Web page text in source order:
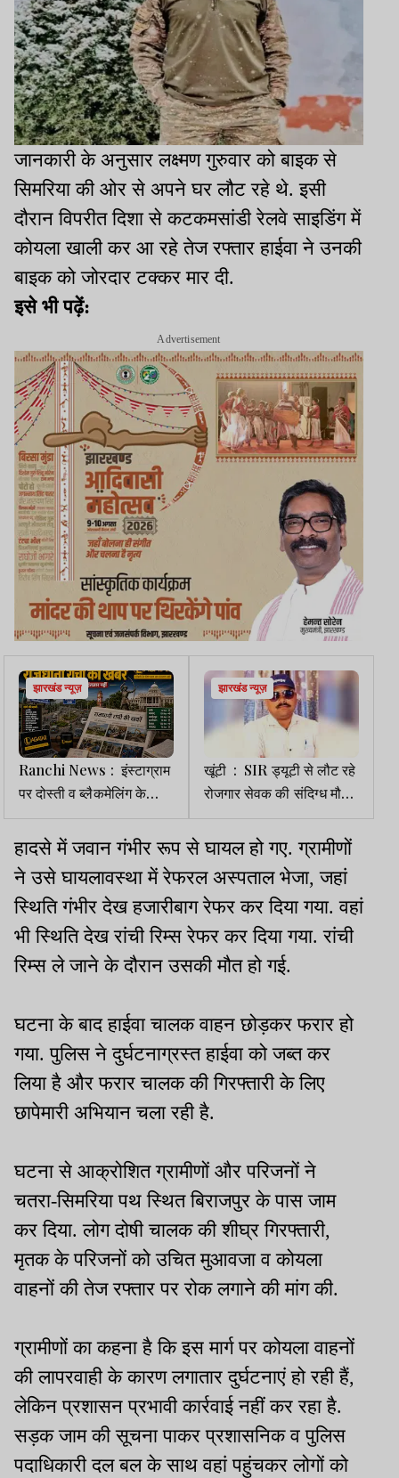
जानकारी के अनुसार लक्ष्मण गुरुवार को बाइक से
सिमरिया की ओर से अपने घर लौट रहे थे. इसी
दौरान विपरीत दिशा से कटकमसांडी रेलवे साइडिंग में
कोयला खाली कर आ रहे तेज रफ्तार हाईवा ने उनकी
बाइक को जोरदार टक्कर मार दी.
इसे भी पढ़ें:
Advertisement
झारखंड न्यूज़
Ranchi News : इंस्टाग्राम
पर दोस्ती व ब्लैकमेलिंग के
आरोपों के बीच युवती लापता
झारखंड न्यूज़
खूंटी : SIR ड्यूटी से लौट रहे
रोजगार सेवक की संदिग्ध मौत,
सड़क किनारे मिला शव, हत्या
की आशंका
हादसे में जवान गंभीर रूप से घायल हो गए. ग्रामीणों
ने उसे घायलावस्था में रेफरल अस्पताल भेजा, जहां
स्थिति गंभीर देख हजारीबाग रेफर कर दिया गया. वहां
भी स्थिति देख रांची रिम्स रेफर कर दिया गया. रांची
रिम्स ले जाने के दौरान उसकी मौत हो गई.
घटना के बाद हाईवा चालक वाहन छोड़कर फरार हो
गया. पुलिस ने दुर्घटनाग्रस्त हाईवा को जब्त कर
लिया है और फरार चालक की गिरफ्तारी के लिए
छापेमारी अभियान चला रही है.
घटना से आक्रोशित ग्रामीणों और परिजनों ने
चतरा-सिमरिया पथ स्थित बिराजपुर के पास जाम
कर दिया. लोग दोषी चालक की शीघ्र गिरफ्तारी,
मृतक के परिजनों को उचित मुआवजा व कोयला
वाहनों की तेज रफ्तार पर रोक लगाने की मांग की.
ग्रामीणों का कहना है कि इस मार्ग पर कोयला वाहनों
की लापरवाही के कारण लगातार दुर्घटनाएं हो रही हैं,
लेकिन प्रशासन प्रभावी कार्रवाई नहीं कर रहा है.
सड़क जाम की सूचना पाकर प्रशासनिक व पुलिस
पदाधिकारी दल बल के साथ वहां पहुंचकर लोगों को